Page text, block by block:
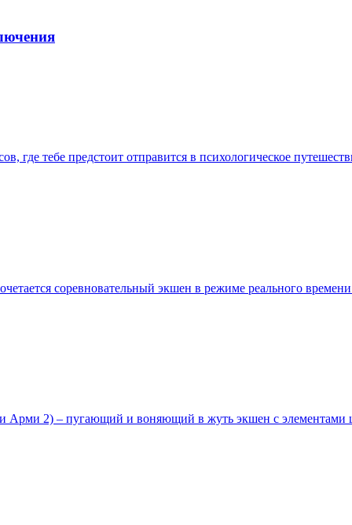
где тебе предстоит отправится в психологическое
соревновательный экшен в режиме реального
2) – пугающий и воняющий в жуть экшен с элементами